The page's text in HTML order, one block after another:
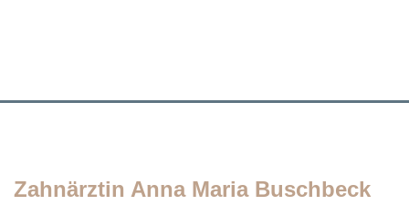
Zahnärztin Anna Maria Buschbeck